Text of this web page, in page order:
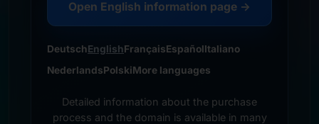
Open English information page →
DeutschEnglishFrançaisEspañolItaliano
NederlandsPolskiMore languages
Detailed information about the purchase
process and the domain is available in many